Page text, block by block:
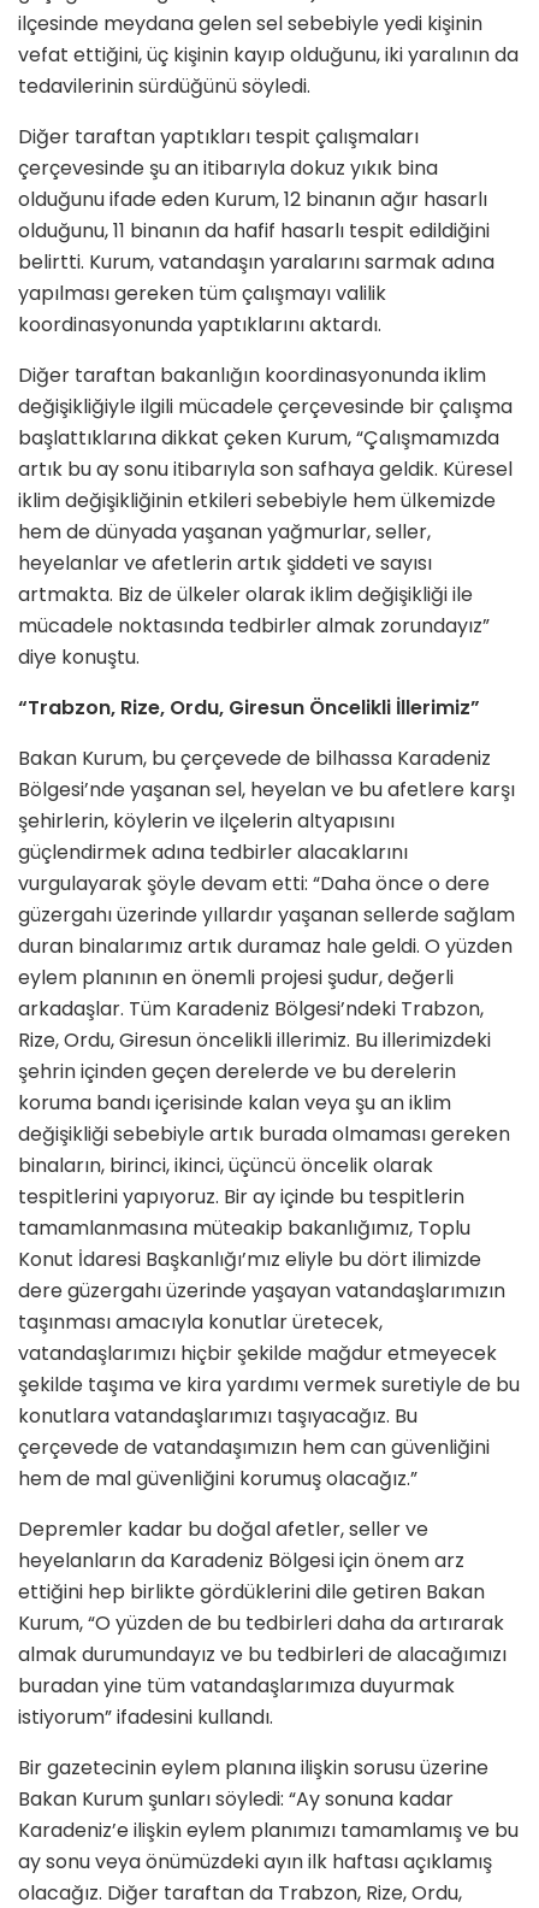
ilçesinde meydana gelen sel sebebiyle yedi kişinin
vefat ettiğini, üç kişinin kayıp olduğunu, iki yaralının da
tedavilerinin sürdüğünü söyledi.
Diğer taraftan yaptıkları tespit çalışmaları
çerçevesinde şu an itibarıyla dokuz yıkık bina
olduğunu ifade eden Kurum, 12 binanın ağır hasarlı
olduğunu, 11 binanın da hafif hasarlı tespit edildiğini
belirtti. Kurum, vatandaşın yaralarını sarmak adına
yapılması gereken tüm çalışmayı valilik
koordinasyonunda yaptıklarını aktardı.
Diğer taraftan bakanlığın koordinasyonunda iklim
değişikliğiyle ilgili mücadele çerçevesinde bir çalışma
başlattıklarına dikkat çeken Kurum, “Çalışmamızda
artık bu ay sonu itibarıyla son safhaya geldik. Küresel
iklim değişikliğinin etkileri sebebiyle hem ülkemizde
hem de dünyada yaşanan yağmurlar, seller,
heyelanlar ve afetlerin artık şiddeti ve sayısı
artmakta. Biz de ülkeler olarak iklim değişikliği ile
mücadele noktasında tedbirler almak zorundayız”
diye konuştu.
“Trabzon, Rize, Ordu, Giresun Öncelikli İllerimiz”
Bakan Kurum, bu çerçevede de bilhassa Karadeniz
Bölgesi’nde yaşanan sel, heyelan ve bu afetlere karşı
şehirlerin, köylerin ve ilçelerin altyapısını
güçlendirmek adına tedbirler alacaklarını
vurgulayarak şöyle devam etti: “Daha önce o dere
güzergahı üzerinde yıllardır yaşanan sellerde sağlam
duran binalarımız artık duramaz hale geldi. O yüzden
eylem planının en önemli projesi şudur, değerli
arkadaşlar. Tüm Karadeniz Bölgesi’ndeki Trabzon,
Rize, Ordu, Giresun öncelikli illerimiz. Bu illerimizdeki
şehrin içinden geçen derelerde ve bu derelerin
koruma bandı içerisinde kalan veya şu an iklim
değişikliği sebebiyle artık burada olmaması gereken
binaların, birinci, ikinci, üçüncü öncelik olarak
tespitlerini yapıyoruz. Bir ay içinde bu tespitlerin
tamamlanmasına müteakip bakanlığımız, Toplu
Konut İdaresi Başkanlığı’mız eliyle bu dört ilimizde
dere güzergahı üzerinde yaşayan vatandaşlarımızın
taşınması amacıyla konutlar üretecek,
vatandaşlarımızı hiçbir şekilde mağdur etmeyecek
şekilde taşıma ve kira yardımı vermek suretiyle de bu
konutlara vatandaşlarımızı taşıyacağız. Bu
çerçevede de vatandaşımızın hem can güvenliğini
hem de mal güvenliğini korumuş olacağız.”
Depremler kadar bu doğal afetler, seller ve
heyelanların da Karadeniz Bölgesi için önem arz
ettiğini hep birlikte gördüklerini dile getiren Bakan
Kurum, “O yüzden de bu tedbirleri daha da artırarak
almak durumundayız ve bu tedbirleri de alacağımızı
buradan yine tüm vatandaşlarımıza duyurmak
istiyorum” ifadesini kullandı.
Bir gazetecinin eylem planına ilişkin sorusu üzerine
Bakan Kurum şunları söyledi: “Ay sonuna kadar
Karadeniz’e ilişkin eylem planımızı tamamlamış ve bu
ay sonu veya önümüzdeki ayın ilk haftası açıklamış
olacağız. Diğer taraftan da Trabzon, Rize, Ordu,